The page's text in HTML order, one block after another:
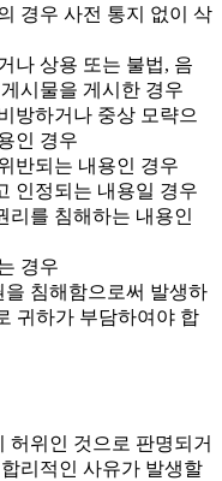
경우 사전 통지 없이 삭
나 상용 또는 불법, 음
시물을 게시한 경우
방하거나 중상 모략으
인 경우
반되는 내용인 경우
인정되는 내용일 경우
리를 침해하는 내용인
경우
침해함으로써 발생하
귀하가 부담하여야 합
허위인 것으로 판명되거
리적인 사유가 발생할